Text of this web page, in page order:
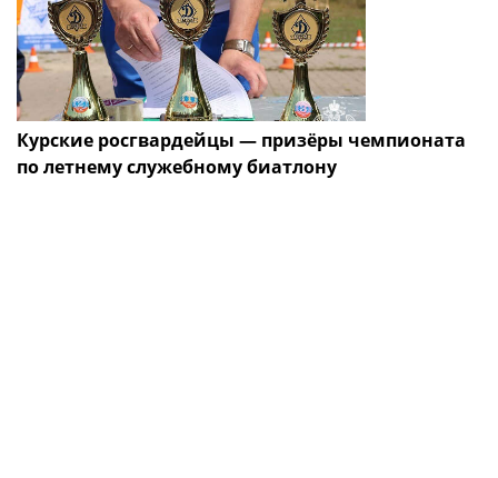
Курские росгвардейцы — призёры чемпионата
по летнему служебному биатлону